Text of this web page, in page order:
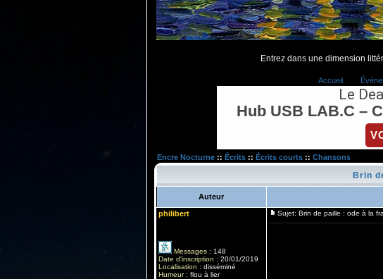
Entrez dans une dimension
Accueil
Le
Hub USB LAB.C –
Encre Nocturne:: Écrits:: Écrits courts:: Chansons
Brin
Auteur
philibert
Messages: 148
Date d'inscription : 20/01/2019
Localisation : disséminé
Humeur: flou à lier
Sujet: Brin de paille : ode à la